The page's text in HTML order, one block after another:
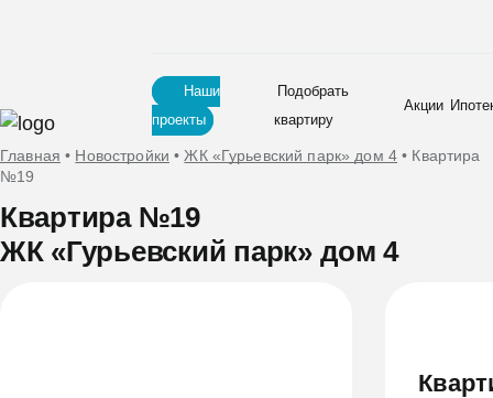
Наши
проекты
Подобрать
квартиру
Акции
Главная • Новостройки • ЖК «Гурьевский парк» дом 4 • Квартира
№19
Квартира №19
ЖК «Гурьевский парк» дом 4